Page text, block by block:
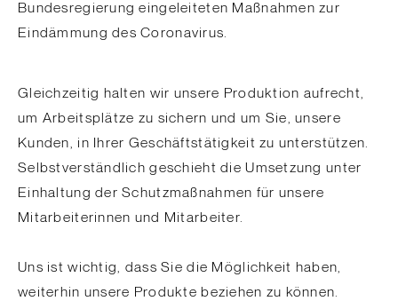
Bundesregierung eingeleiteten Maßnahmen zur
Eindämmung des Coronavirus.
Gleichzeitig halten wir unsere Produktion aufrecht,
um Arbeitsplätze zu sichern und um Sie, unsere
Kunden, in Ihrer Geschäftstätigkeit zu unterstützen.
Selbstverständlich geschieht die Umsetzung unter
Einhaltung der Schutzmaßnahmen für unsere
Mitarbeiterinnen und Mitarbeiter.
Uns ist wichtig, dass Sie die Möglichkeit haben,
weiterhin unsere Produkte beziehen zu können.